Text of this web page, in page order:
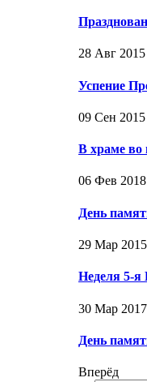
28 Авг 2015
Успение
09 Сен 2015
В храме во
06 Фев 2018
День
29 Мар 2015
Неделя 5-я
30 Мар 2017
День
Вперёд